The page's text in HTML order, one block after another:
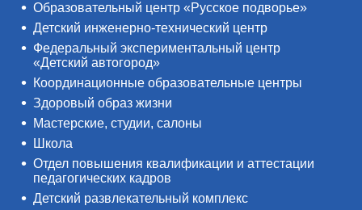
Образовательный центр «Русское подворье»
Детский инженерно-технический центр
Федеральный экспериментальный центр
«Детский автогород»
Координационные образовательные центры
Здоровый образ жизни
Мастерские, студии, салоны
Школа
Отдел повышения квалификации и аттестации
педагогических кадров
Детский развлекательный комплекс